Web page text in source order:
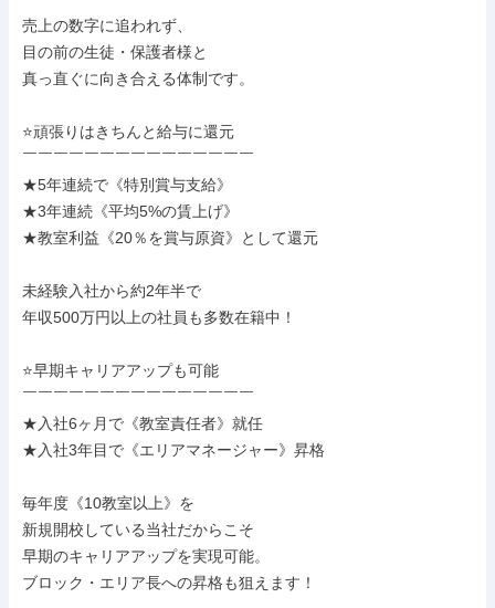
売上の数字に追われず、
目の前の生徒・保護者様と
真っ直ぐに向き合える体制です。
⭐頑張りはきちんと給与に還元
￣￣￣￣￣￣￣￣￣￣￣￣￣￣￣
★5年連続で《特別賞与支給》
★3年連続《平均5%の賃上げ》
★教室利益《20％を賞与原資》として還元
未経験入社から約2年半で
年収500万円以上の社員も多数在籍中！
⭐早期キャリアアップも可能
￣￣￣￣￣￣￣￣￣￣￣￣￣￣￣
★入社6ヶ月で《教室責任者》就任
★入社3年目で《エリアマネージャー》昇格
毎年度《10教室以上》を
新規開校している当社だからこそ
早期のキャリアアップを実現可能。
ブロック・エリア長への昇格も狙えます！